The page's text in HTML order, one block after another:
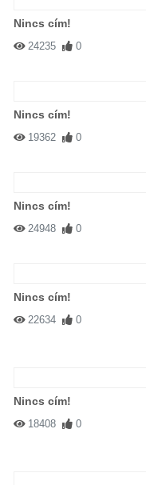
Nincs cím!
24235 0
Nincs cím!
19362 0
Nincs cím!
24948 0
Nincs cím!
22634 0
Nincs cím!
18408 0